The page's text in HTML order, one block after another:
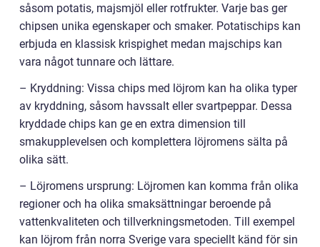
såsom potatis, majsmjöl eller rotfrukter. Varje bas ger
chipsen unika egenskaper och smaker. Potatischips kan
erbjuda en klassisk krispighet medan majschips kan
vara något tunnare och lättare.
– Kryddning: Vissa chips med löjrom kan ha olika typer
av kryddning, såsom havssalt eller svartpeppar. Dessa
kryddade chips kan ge en extra dimension till
smakupplevelsen och komplettera löjromens sälta på
olika sätt.
– Löjromens ursprung: Löjromen kan komma från olika
regioner och ha olika smaksättningar beroende på
vattenkvaliteten och tillverkningsmetoden. Till exempel
kan löjrom från norra Sverige vara speciellt känd för sin